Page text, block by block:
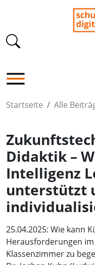
Startseite Alle
Didaktik –
Intelligenz
unterstützt
25.04.2025: Wie kann
Herausforderungen
Klassenzimmer zu